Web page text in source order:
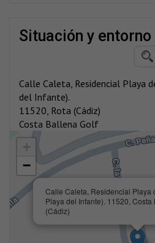
situación y entorno
Calle Caleta, Residencial Playa
del Infante).
11520, Rota (Cádiz)
Costa Ballena Golf
Calle Caleta, Residencial Playa
Playa del Infante). 11520, Costa
(Cádiz)
−